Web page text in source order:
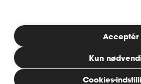
Studerende
Inspiration
styr på.
Se hvordan vi kan
Cookies-
Kun
Acceptér